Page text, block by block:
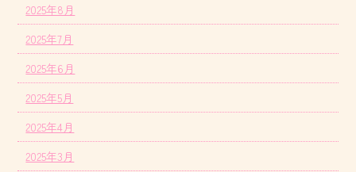
2025年8月
2025年7月
2025年6月
2025年5月
2025年4月
2025年3月